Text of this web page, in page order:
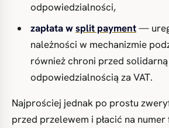
odpowiedzialności,
zapłata wsplit payment—
należności w mechanizmie
również chroni przed solidarną
odpowiedzialnością za VAT.
Najprościej jednak po prostu
przed przelewem i płacić na